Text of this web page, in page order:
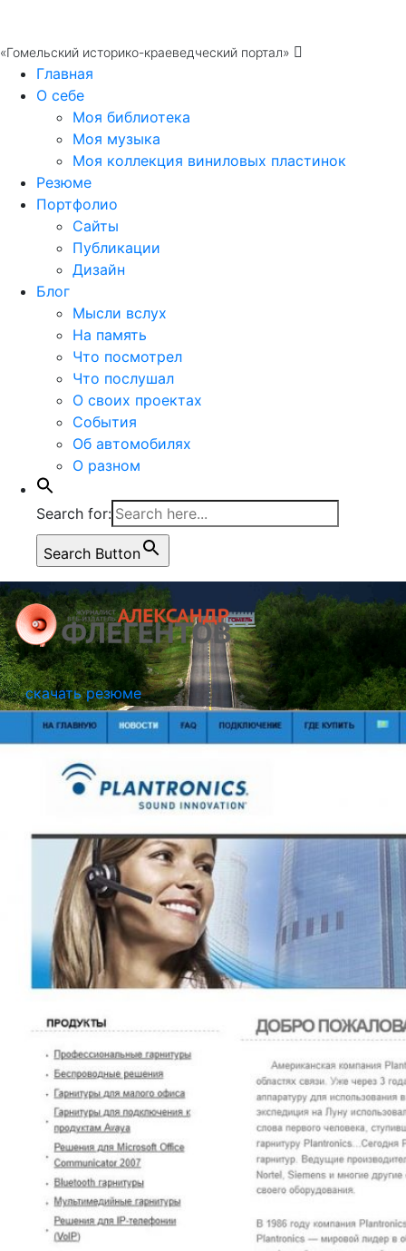
«Гомельский историко-краеведческий портал»
Главная
О себе
Моя библиотека
Моя музыка
Моя коллекция виниловых пластинок
Резюме
Портфолио
Сайты
Публикации
Дизайн
Блог
Мысли вслух
На память
Что посмотрел
Что послушал
О своих проектах
События
Об автомобилях
О разном
Search for:
Search Button
скачать резюме